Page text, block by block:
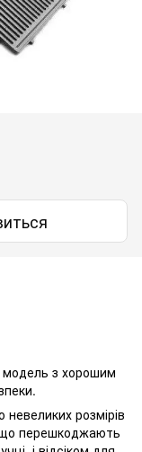
модель з хорошим
розмірів
що перешкоджають